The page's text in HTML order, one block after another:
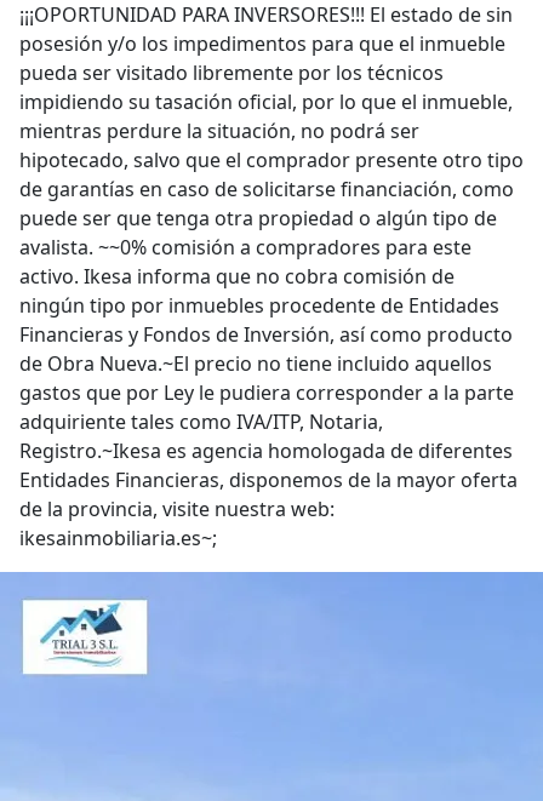
¡¡¡OPORTUNIDAD PARA INVERSORES!!! El estado de sin
posesión y/o los impedimentos para que el inmueble
pueda ser visitado libremente por los técnicos
impidiendo su tasación oficial, por lo que el inmueble,
mientras perdure la situación, no podrá ser
hipotecado, salvo que el comprador presente otro tipo
de garantías en caso de solicitarse financiación, como
puede ser que tenga otra propiedad o algún tipo de
avalista. ~~0% comisión a compradores para este
activo. Ikesa informa que no cobra comisión de
ningún tipo por inmuebles procedente de Entidades
Financieras y Fondos de Inversión, así como producto
de Obra Nueva.~El precio no tiene incluido aquellos
gastos que por Ley le pudiera corresponder a la parte
adquiriente tales como IVA/ITP, Notaria,
Registro.~Ikesa es agencia homologada de diferentes
Entidades Financieras, disponemos de la mayor oferta
de la provincia, visite nuestra web:
ikesainmobiliaria.es~;